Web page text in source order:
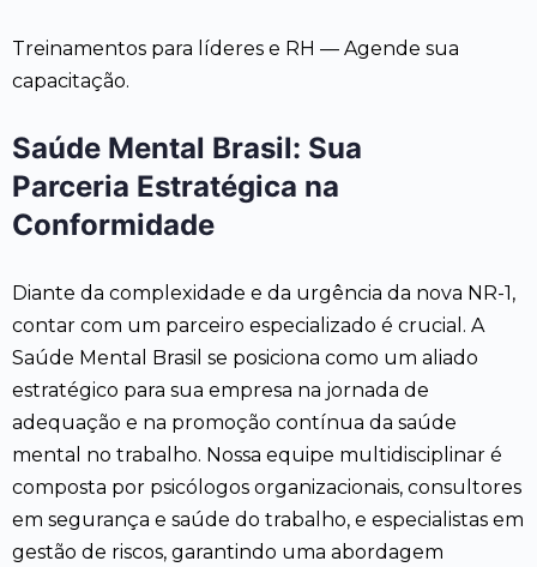
Treinamentos para líderes e RH — Agende sua
capacitação.
Saúde Mental Brasil: Sua
Parceria Estratégica na
Conformidade
Diante da complexidade e da urgência da nova NR-1,
contar com um parceiro especializado é crucial. A
Saúde Mental Brasil se posiciona como um aliado
estratégico para sua empresa na jornada de
adequação e na promoção contínua da saúde
mental no trabalho. Nossa equipe multidisciplinar é
composta por psicólogos organizacionais, consultores
em segurança e saúde do trabalho, e especialistas em
gestão de riscos, garantindo uma abordagem